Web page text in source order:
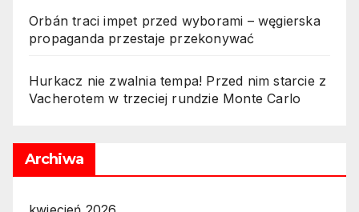
Orbán traci impet przed wyborami – węgierska
propaganda przestaje przekonywać
Hurkacz nie zwalnia tempa! Przed nim starcie z
Vacherotem w trzeciej rundzie Monte Carlo
Archiwa